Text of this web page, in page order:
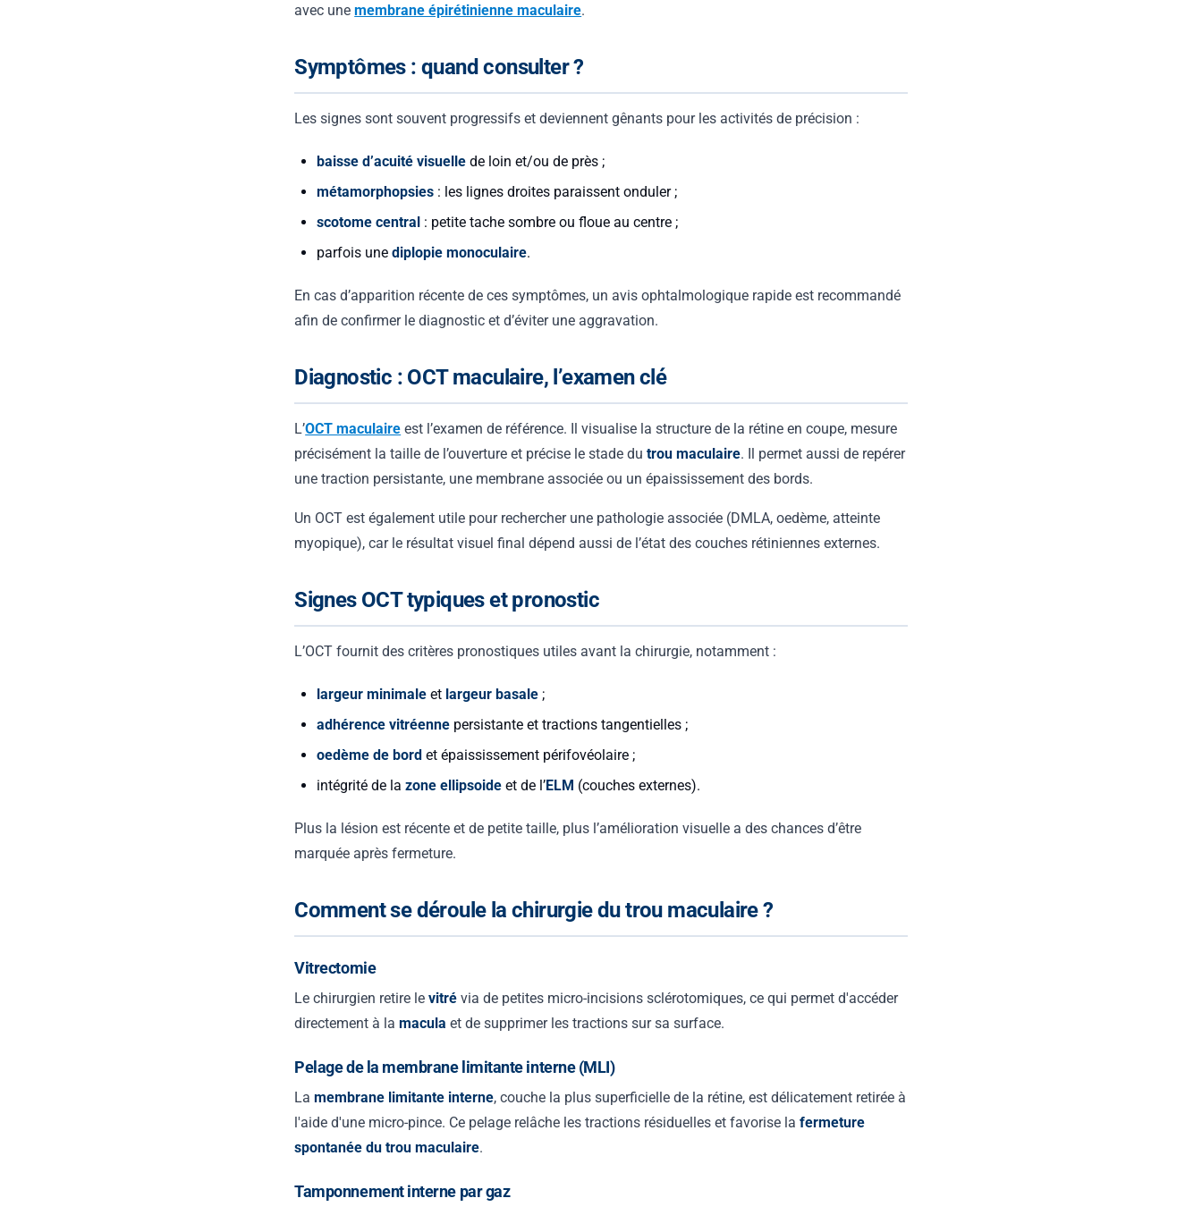
avec unemembrane épirétinienne maculaire.
Symptômes : quand consulter ?
Les signes sont souvent progressifs et deviennent gênants pour les activités de précision :
baisse d’acuité visuelle de loin et/ou de près ;
métamorphopsies : les lignes droites paraissent onduler ;
scotome central : petite tache sombre ou floue au centre ;
parfois unediplopie monoculaire.
En cas d’apparition récente de ces symptômes, un avis ophtalmologique rapide est recommandé
afin de confirmer le diagnostic et d’éviter une aggravation.
Diagnostic : OCT maculaire, l’examen clé
L’OCT maculaire est l’examen de référence. Il visualise la structure de la rétine en coupe, mesure
précisément la taille de l’ouverture et précise le stade dutrou maculaire. Il permet aussi de repérer
une traction persistante, une membrane associée ou un épaississement des bords.
Un OCT est également utile pour rechercher une pathologie associée (DMLA, oedème, atteinte
myopique), car le résultat visuel final dépend aussi de l’état des couches rétiniennes externes.
Signes OCT typiques et pronostic
L’OCT fournit des critères pronostiques utiles avant la chirurgie, notamment :
largeur minimale et largeur basale ;
adhérence vitréenne persistante et tractions tangentielles ;
oedème de bord et épaississement périfovéolaire ;
intégrité de lazone ellipsoide et de l’ELM (couches externes).
Plus la lésion est récente et de petite taille, plus l’amélioration visuelle a des chances d’être
marquée après fermeture.
Comment se déroule la chirurgie du trou maculaire ?
Vitrectomie
Le chirurgien retire levitré via de petites micro-incisions sclérotomiques, ce qui permet d'accéder
directement à lamacula et de supprimer les tractions sur sa surface.
Pelage de la membrane limitante interne (MLI)
Lamembrane limitante interne, couche la plus superficielle de la rétine, est délicatement retirée à
l'aide d'une micro-pince. Ce pelage relâche les tractions résiduelles et favorise lafermeture
spontanée du trou maculaire.
Tamponnement interne par gaz